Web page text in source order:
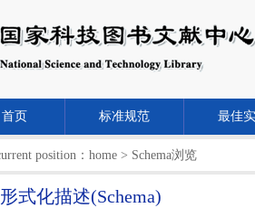
首页 标准规范 最佳
position： home > Schema浏览
形式化描述(Schema)